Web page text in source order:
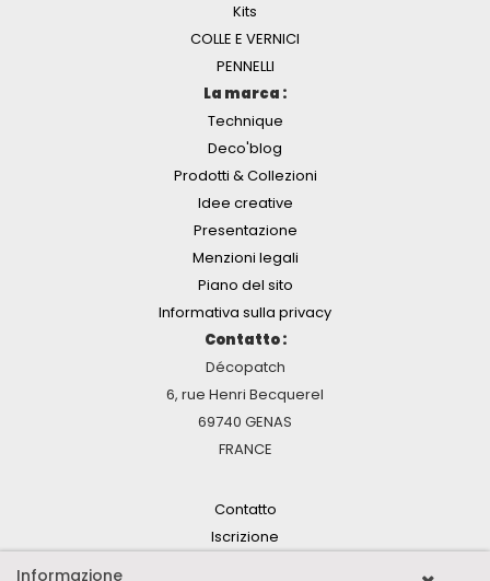
Kits
COLLE E VERNICI
PENNELLI
La marca :
Technique
Deco'blog
Prodotti & Collezioni
Idee creative
Presentazione
Menzioni legali
Piano del sito
Informativa sulla privacy
Contatto :
Décopatch
6, rue Henri Becquerel
69740 GENAS
FRANCE
Contatto
Iscrizione
Informazione